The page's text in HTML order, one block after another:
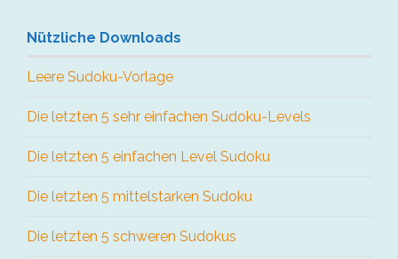
Nützliche Downloads
Leere Sudoku-Vorlage
Die letzten 5 sehr einfachen Sudoku-Levels
Die letzten 5 einfachen Level Sudoku
Die letzten 5 mittelstarken Sudoku
Die letzten 5 schweren Sudokus